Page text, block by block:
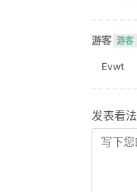
游客 游客
Evwt
发表看法